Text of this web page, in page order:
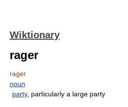
Wiktionary
rager
rager
noun
party, particularly a large party